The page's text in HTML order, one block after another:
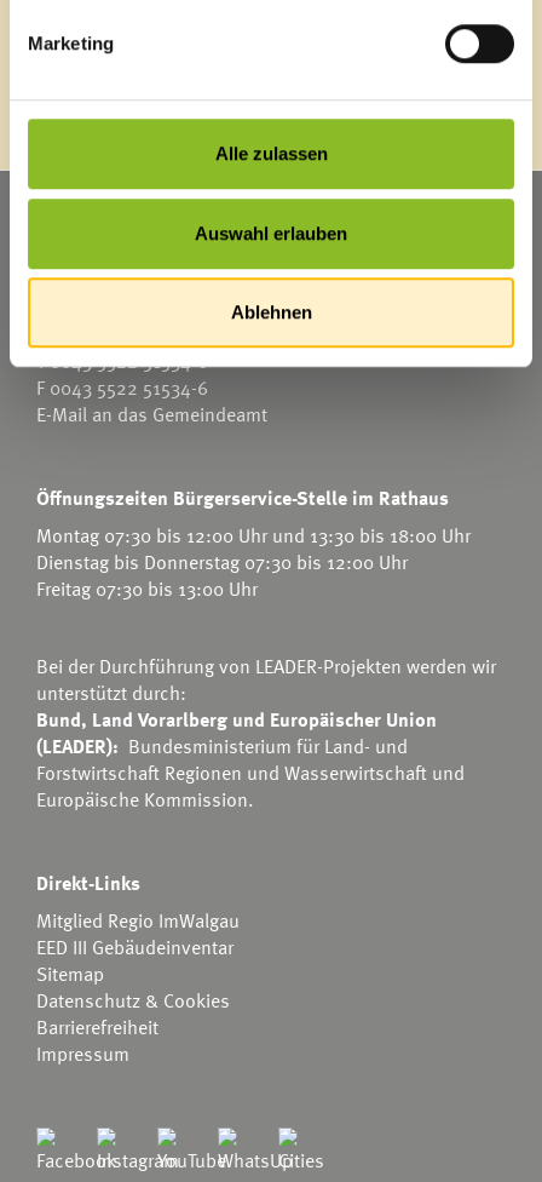
Marketing
Alle zulassen
Auswahl erlauben
Ablehnen
A-6820 Frastanz
T0043 5522 51534-0
F 0043 5522 51534-6
E-Mail an das Gemeindeamt
Öffnungszeiten Bürgerservice-Stelle im Rathaus
Montag 07:30 bis 12:00 Uhr und 13:30 bis 18:00 Uhr
Dienstag bis Donnerstag 07:30 bis 12:00 Uhr
Freitag 07:30 bis 13:00 Uhr
Bei der Durchführung von LEADER-Projekten werden wir
unterstützt durch:
Bund, Land Vorarlberg und Europäischer Union
(LEADER): Bundesministerium für Land- und
Forstwirtschaft Regionen und Wasserwirtschaft und
Europäische Kommission.
Direkt-Links
Mitglied Regio ImWalgau
EED III Gebäudeinventar
Sitemap
Datenschutz & Cookies
Barrierefreiheit
Impressum